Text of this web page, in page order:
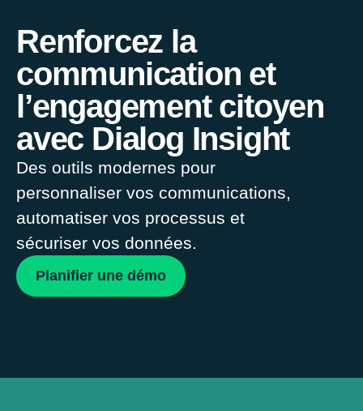
Renforcez la
communication et
l’engagement citoyen
avec Dialog Insight
Des outils modernes pour
personnaliser vos communications,
automatiser vos processus et
sécuriser vos données.
Planifier une démo